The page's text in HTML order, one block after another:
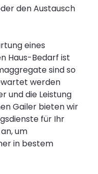
den Austausch
eines
Haus-Bedarf ist
sind so
werden
und die Leistung
Gailer bieten wir
für Ihr
um
in bestem